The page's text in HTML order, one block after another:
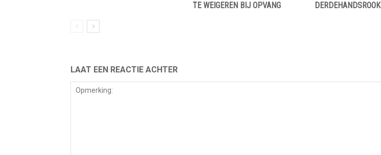
TE WEIGEREN BIJ OPVANG
DERDEHANDSROOK
LAAT EEN REACTIE ACHTER